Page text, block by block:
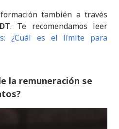
también a través
DT. Te recomendamos leer
¿Cuál es el límite para
la remuneración se